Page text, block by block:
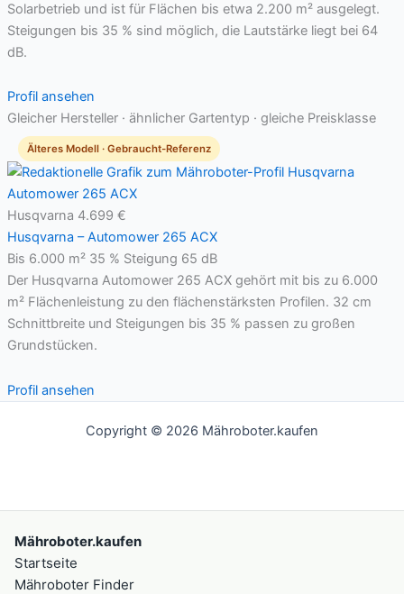
Solarbetrieb und ist für Flächen bis etwa 2.200 m² ausgelegt.
Steigungen bis 35 % sind möglich, die Lautstärke liegt bei 64
dB.
Profil ansehen
Gleicher Hersteller · ähnlicher Gartentyp · gleiche Preisklasse
Älteres Modell · Gebraucht-Referenz
Husqvarna 4.699 €
Husqvarna – Automower 265 ACX
Bis 6.000 m² 35 % Steigung 65 dB
Der Husqvarna Automower 265 ACX gehört mit bis zu 6.000
m² Flächenleistung zu den flächenstärksten Profilen. 32 cm
Schnittbreite und Steigungen bis 35 % passen zu großen
Grundstücken.
Profil ansehen
Copyright © 2026 Mähroboter.kaufen
Mähroboter.kaufen
Startseite
Mähroboter Finder